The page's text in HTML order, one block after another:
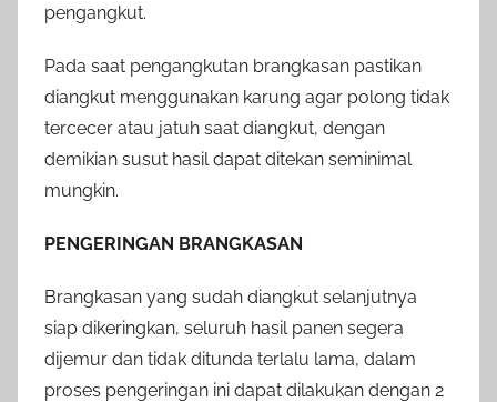
pengangkut.
Pada saat pengangkutan brangkasan pastikan
diangkut menggunakan karung agar polong tidak
tercecer atau jatuh saat diangkut, dengan
demikian susut hasil dapat ditekan seminimal
mungkin.
PENGERINGAN BRANGKASAN
Brangkasan yang sudah diangkut selanjutnya
siap dikeringkan, seluruh hasil panen segera
dijemur dan tidak ditunda terlalu lama, dalam
proses pengeringan ini dapat dilakukan dengan 2